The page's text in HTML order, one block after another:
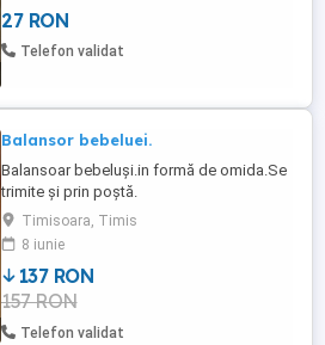
27 RON
Telefon validat
Balansor bebeluei.
Balansoar bebeluși.in formă de omida.Se
trimite și prin poștă.
Timisoara, Timis
8 iunie
137 RON
157 RON
Telefon validat